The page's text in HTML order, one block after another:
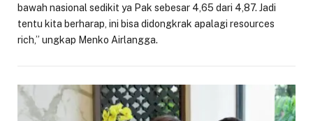
bawah nasional sedikit ya Pak sebesar 4,65 dari 4,87. Jadi
tentu kita berharap, ini bisa didongkrak apalagi resources
rich,” ungkap Menko Airlangga.